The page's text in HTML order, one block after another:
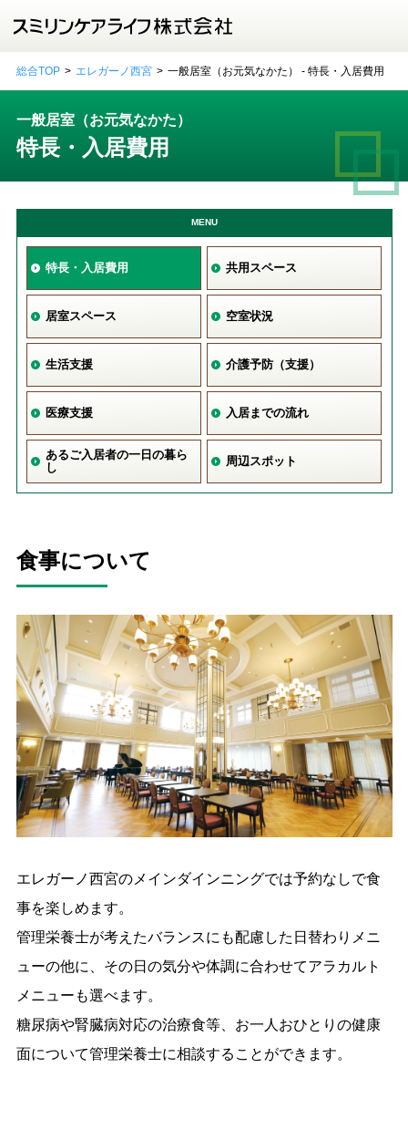
総合TOP エレガーノ西宮 一般居室（お元気なかた） - 特長・入居費用
一般居室（お元気なかた）
特長・入居費用
MENU
特長・入居費用 共用スペース
居室スペース 空室状況
生活支援 介護予防（支援）
医療支援 入居までの流れ
あるご入居者の一日の暮ら
し
周辺スポット
食事について
エレガーノ西宮のメインダインニングでは予約なしで食
事を楽しめます。
管理栄養士が考えたバランスにも配慮した日替わりメニ
ューの他に、その日の気分や体調に合わせてアラカルト
メニューも選べます。
糖尿病や腎臓病対応の治療食等、お一人おひとりの健康
面について管理栄養士に相談することができます。